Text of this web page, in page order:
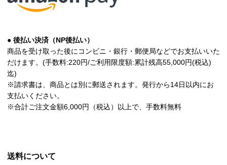
● 後払い決済（NP後払い）
商品を受け取った後にコンビニ・銀行・郵便局などでお支払いいた
だけます。(手数料:220円/ご利用限度額:累計残高55,000円(税込)
迄)
※請求書は、商品とは別に郵送されます。発行から14日以内にお
支払いください。
※合計ご注文金額6,000円（税込）以上で、手数料無料
送料について